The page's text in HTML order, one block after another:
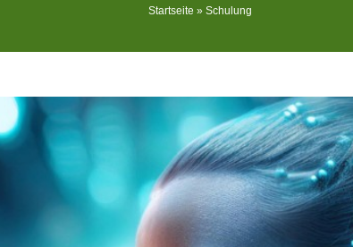
Startseite » Schulung